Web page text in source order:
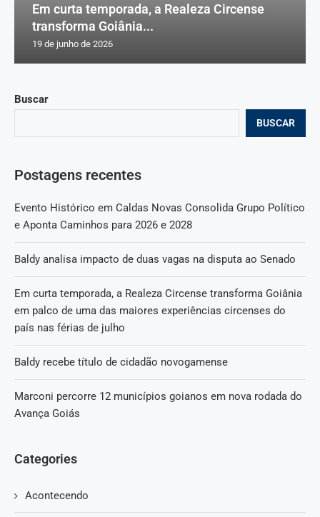
Buscar
BUSCAR
Postagens recentes
Evento Histórico em Caldas Novas Consolida Grupo Político
e Aponta Caminhos para 2026 e 2028
Baldy analisa impacto de duas vagas na disputa ao Senado
Em curta temporada, a Realeza Circense transforma Goiânia
em palco de uma das maiores experiências circenses do
país nas férias de julho
Baldy recebe título de cidadão novogamense
Marconi percorre 12 municípios goianos em nova rodada do
Avança Goiás
Categories
Acontecendo
Em curta temporada, a Realeza Circense
transforma Goiânia...
19 de junho de 2026